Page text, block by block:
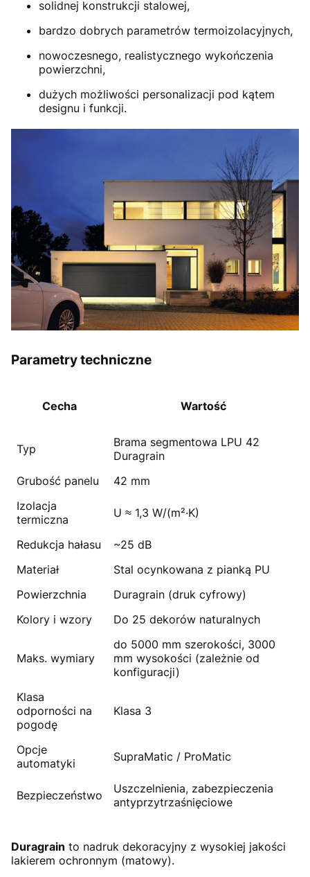
solidnej konstrukcji stalowej,
bardzo dobrych parametrów termoizolacyjnych,
nowoczesnego, realistycznego wykończenia
powierzchni,
dużych możliwości personalizacji pod kątem
designu i funkcji.
Parametry techniczne
Cecha Wartość
Typ
Brama segmentowa LPU 42
Duragrain
Grubość panelu
42 mm
Izolacja
termiczna
U ≈ 1,3 W/(m²·K)
Redukcja hałasu
~25 dB
Materiał
Stal ocynkowana z pianką PU
Powierzchnia
Duragrain (druk cyfrowy)
Kolory i wzory
Do 25 dekorów naturalnych
Maks. wymiary
do 5000 mm szerokości, 3000
mm wysokości (zależnie od
konfiguracji)
Klasa
odporności na
pogodę
Klasa 3
Opcje
automatyki
SupraMatic / ProMatic
Bezpieczeństwo
Uszczelnienia, zabezpieczenia
antyprzytrzaśnięciowe
Duragrain to nadruk dekoracyjny z wysokiej jakości
lakierem ochronnym (matowy).